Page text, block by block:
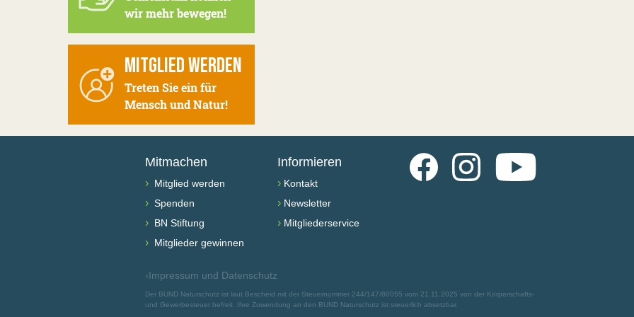
wir mehr bewegen!
MITGLIED WERDEN
Treten Sie ein für
Mensch und Natur!
Mitmachen
› Mitglied werden
› Spenden
› BN Stiftung
› Mitglieder gewinnen
Informieren
› Kontakt
› Newsletter
› Mitgliederservice
FacebookInstagramYouTube
›Impressum und Datenschutz
Der BUND Naturschutz ist laut Bescheid mit der Steuernummer 244/147/80055 vom 21.11.2025 von der Körperschafts-
und Gewerbesteuer befreit. Ihre Zuwendung an den BUND Naturschutz ist steuerlich absetzbar.